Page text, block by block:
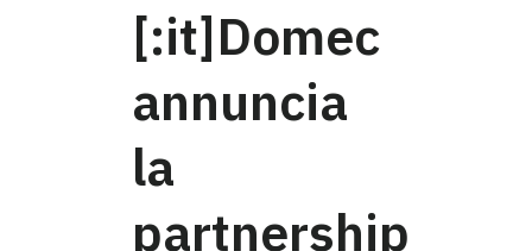
[:it]Domec
annuncia
la
partnership